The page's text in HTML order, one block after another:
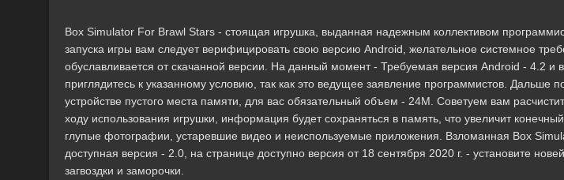
Box Simulator For Brawl Stars - стоящая игрушка, выданная надежным коллективом
запуска игры вам следует верифицировать свою версию Android, желательное системное
обуславливается от скачанной версии. На данный момент - Требуемая версия Android - 4.2 и
приглядитесь к указанному условию, так как это ведущее заявление программистов. Дальше
устройстве пустого места памяти, для вас обязательный объем - 24M. Советуем вам
ходу использования игрушки, информация будет сохраняться в память, что увеличит
глупые фотографии, устаревшие видео и неиспользуемые приложения. Взломанная Box
доступная версия - 2.0, на странице доступно версия от 18 сентября 2020 г. - установите
загвоздки и заморочки.